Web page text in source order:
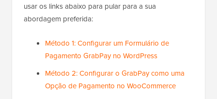
usar os links abaixo para pular para a sua
abordagem preferida:
Método 1: Configurar um Formulário de
Pagamento GrabPay no WordPress
Método 2: Configurar o GrabPay como uma
Opção de Pagamento no WooCommerce